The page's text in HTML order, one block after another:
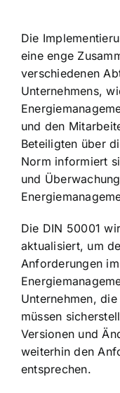
Die
eine enge
verschiedenen
Unternehmens,
und den
Beteiligten über
Norm informiert
und
Die DIN 50001
aktualisiert, um
Anforderungen
Unternehmen,
müssen
Versionen und
weiterhin den
entsprechen.